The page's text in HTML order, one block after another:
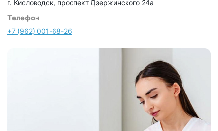
г. Кисловодск, проспект Дзержинского 24а
Телефон
+7 (962) 001-68-26